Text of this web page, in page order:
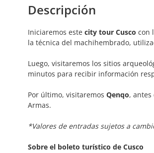
Descripción
Iniciaremos este city tour Cusco con
la técnica del machihembrado,
Luego, visitaremos los sitios
minutos para recibir información
Por último, visitaremos Qenqo,
Armas.
*Valores de entradas sujetos a
Sobre el boleto turístico de Cusco